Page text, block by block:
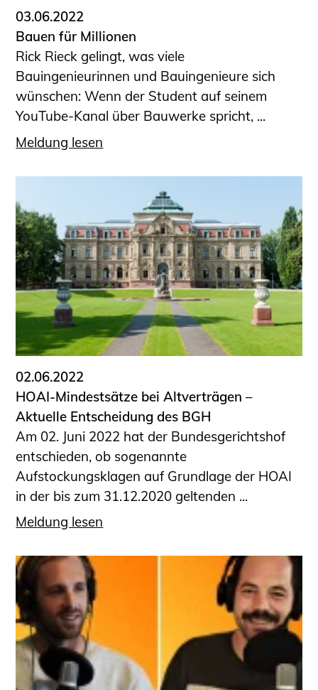
03.06.2022
Bauen für Millionen
Rick Rieck gelingt, was viele
Bauingenieurinnen und Bauingenieure sich
wünschen: Wenn der Student auf seinem
YouTube-Kanal über Bauwerke spricht, ...
Meldung lesen
02.06.2022
HOAI-Mindestsätze bei Altverträgen –
Aktuelle Entscheidung des BGH
Am 02. Juni 2022 hat der Bundesgerichtshof
entschieden, ob sogenannte
Aufstockungsklagen auf Grundlage der HOAI
in der bis zum 31.12.2020 geltenden ...
Meldung lesen